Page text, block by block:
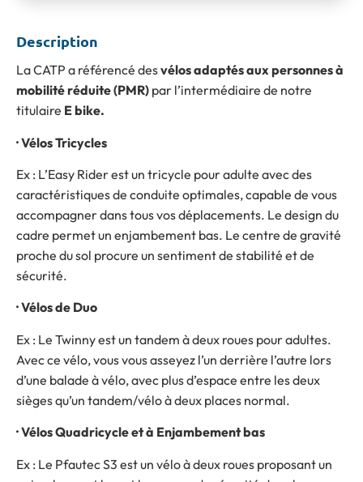
Description
La CATP a référencé desvélos adaptés aux personnes à
mobilité réduite (PMR) par l’intermédiaire de notre
titulaire E bike.
· Vélos Tricycles
Ex : L’Easy Rider est un tricycle pour adulte avec des
caractéristiques de conduite optimales, capable de vous
accompagner dans tous vos déplacements. Le design du
cadre permet un enjambement bas. Le centre de gravité
proche du sol procure un sentiment de stabilité et de
sécurité.
· Vélos de Duo
Ex : Le Twinny est un tandem à deux roues pour adultes.
Avec ce vélo, vous vous asseyez l’un derrière l’autre lors
d’une balade à vélo, avec plus d’espace entre les deux
sièges qu’un tandem/vélo à deux places normal.
· Vélos Quadricycle et à Enjambement bas
Ex : Le Pfautec S3 est un vélo à deux roues proposant un